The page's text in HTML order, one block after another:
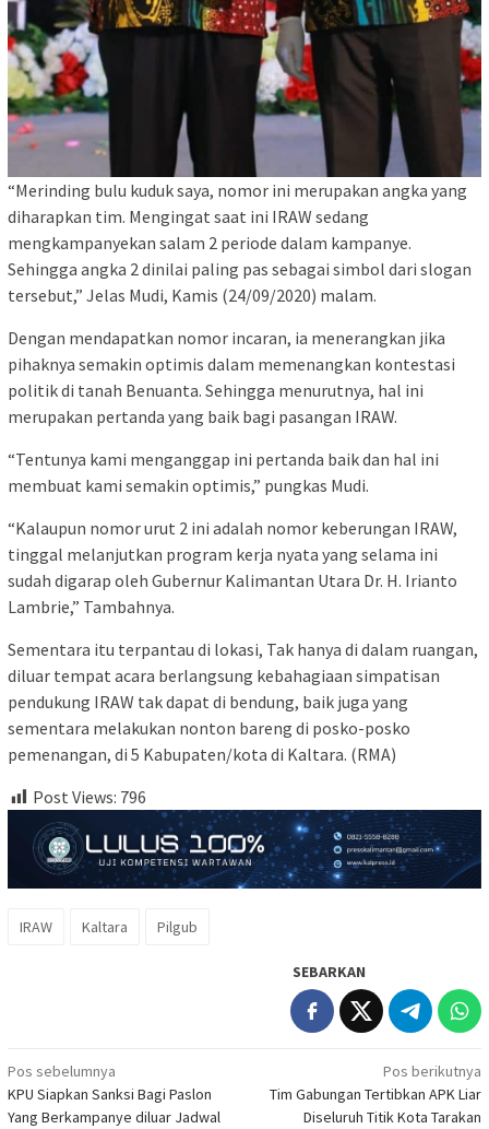
“Merinding bulu kuduk saya, nomor ini merupakan angka yang
diharapkan tim. Mengingat saat ini IRAW sedang
mengkampanyekan salam 2 periode dalam kampanye.
Sehingga angka 2 dinilai paling pas sebagai simbol dari slogan
tersebut,” Jelas Mudi, Kamis (24/09/2020) malam.
Dengan mendapatkan nomor incaran, ia menerangkan jika
pihaknya semakin optimis dalam memenangkan kontestasi
politik di tanah Benuanta. Sehingga menurutnya, hal ini
merupakan pertanda yang baik bagi pasangan IRAW.
“Tentunya kami menganggap ini pertanda baik dan hal ini
membuat kami semakin optimis,” pungkas Mudi.
“Kalaupun nomor urut 2 ini adalah nomor keberungan IRAW,
tinggal melanjutkan program kerja nyata yang selama ini
sudah digarap oleh Gubernur Kalimantan Utara Dr. H. Irianto
Lambrie,” Tambahnya.
Sementara itu terpantau di lokasi, Tak hanya di dalam ruangan,
diluar tempat acara berlangsung kebahagiaan simpatisan
pendukung IRAW tak dapat di bendung, baik juga yang
sementara melakukan nonton bareng di posko-posko
pemenangan, di 5 Kabupaten/kota di Kaltara. (RMA)
Post Views: 796
IRAW Kaltara Pilgub
SEBARKAN
Navigasi
pos
Pos sebelumnya
KPU Siapkan Sanksi Bagi Paslon
Yang Berkampanye diluar Jadwal
Pos berikutnya
Tim Gabungan Tertibkan APK Liar
Diseluruh Titik Kota Tarakan